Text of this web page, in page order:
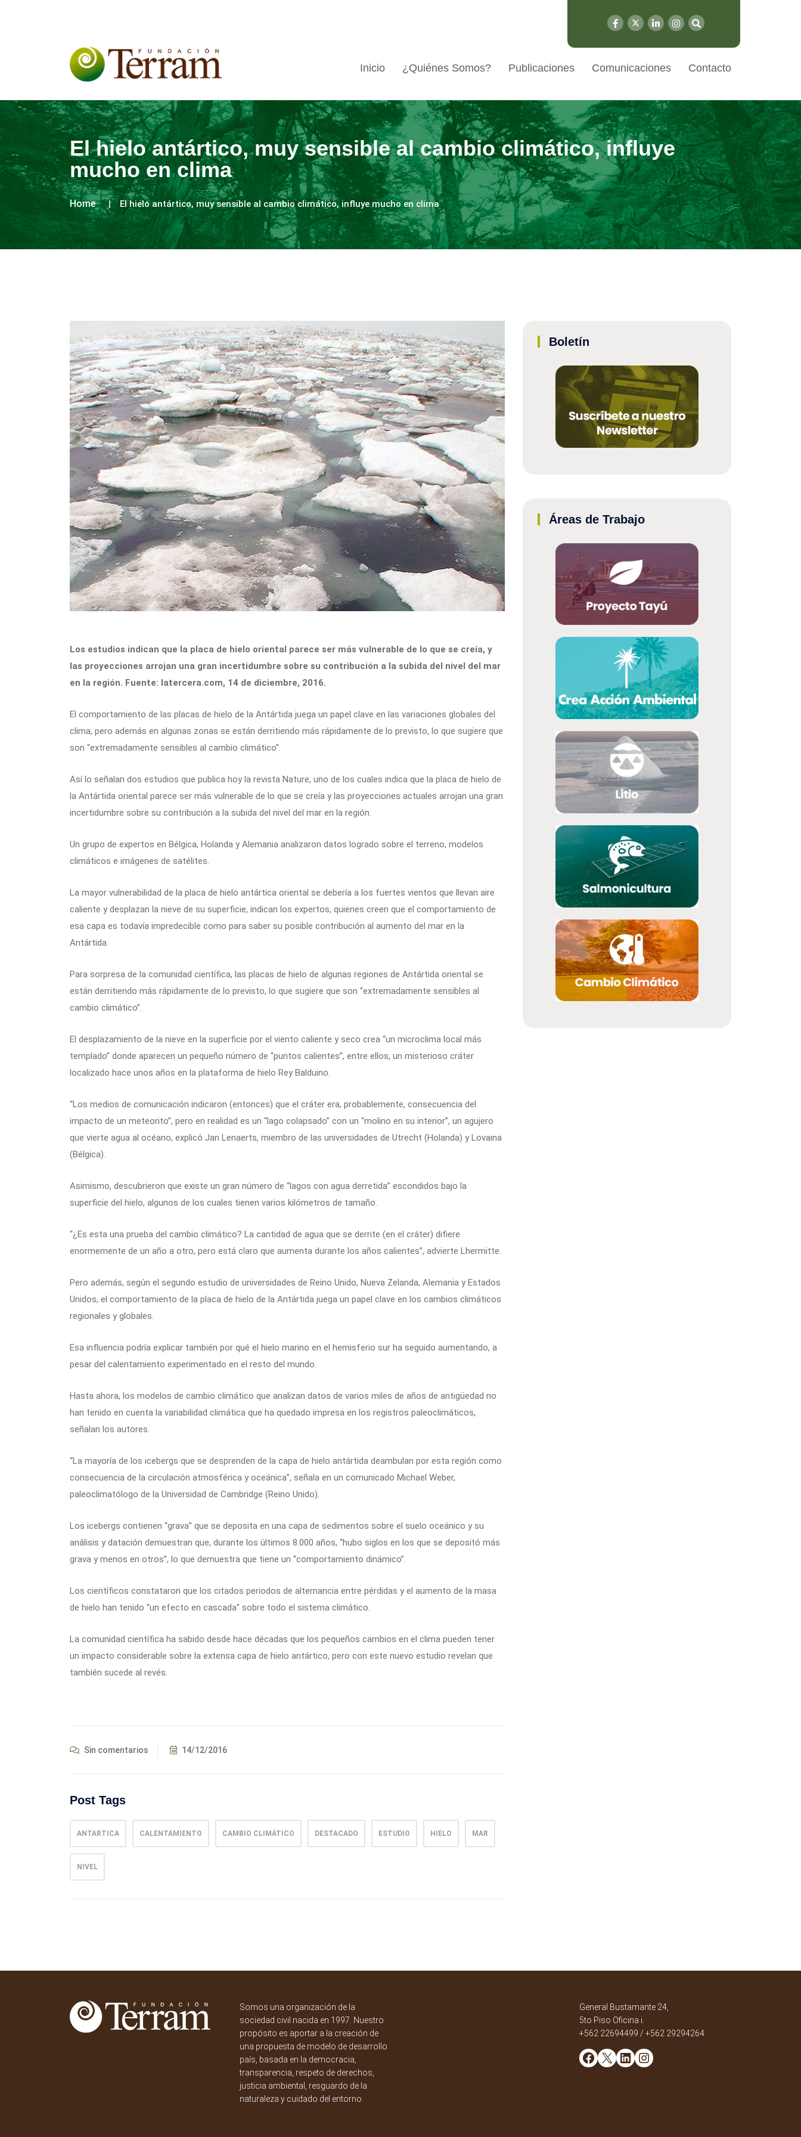
Inicio ¿Quiénes Somos? Publicaciones Comunicaciones Contacto
El hielo antártico, muy sensible al cambio climático, influye
mucho en clima
Home El hielo antártico, muy sensible al cambio climático, influye mucho en clima
Los estudios indican que la placa de hielo oriental parece ser más vulnerable de lo que se creía, y
las proyecciones arrojan una gran incertidumbre sobre su contribución a la subida del nivel del mar
en la región. Fuente: latercera.com, 14 de diciembre, 2016.
El comportamiento de las placas de hielo de la Antártida juega un papel clave en las variaciones globales del
clima, pero además en algunas zonas se están derritiendo más rápidamente de lo previsto, lo que sugiere que
son “extremadamente sensibles al cambio climático”.
Así lo señalan dos estudios que publica hoy la revista Nature, uno de los cuales indica que la placa de hielo de
la Antártida oriental parece ser más vulnerable de lo que se creía y las proyecciones actuales arrojan una gran
incertidumbre sobre su contribución a la subida del nivel del mar en la región.
Un grupo de expertos en Bélgica, Holanda y Alemania analizaron datos logrado sobre el terreno, modelos
climáticos e imágenes de satélites.
La mayor vulnerabilidad de la placa de hielo antártica oriental se debería a los fuertes vientos que llevan aire
caliente y desplazan la nieve de su superficie, indican los expertos, quienes creen que el comportamiento de
esa capa es todavía impredecible como para saber su posible contribución al aumento del mar en la
Antártida.
Para sorpresa de la comunidad científica, las placas de hielo de algunas regiones de Antártida oriental se
están derritiendo más rápidamente de lo previsto, lo que sugiere que son “extremadamente sensibles al
cambio climático”.
El desplazamiento de la nieve en la superficie por el viento caliente y seco crea “un microclima local más
templado” donde aparecen un pequeño número de “puntos calientes”, entre ellos, un misterioso cráter
localizado hace unos años en la plataforma de hielo Rey Balduino.
“Los medios de comunicación indicaron (entonces) que el cráter era, probablemente, consecuencia del
impacto de un meteorito”, pero en realidad es un “lago colapsado” con un “molino en su interior”, un agujero
que vierte agua al océano, explicó Jan Lenaerts, miembro de las universidades de Utrecht (Holanda) y Lovaina
(Bélgica).
Asimismo, descubrieron que existe un gran número de “lagos con agua derretida” escondidos bajo la
superficie del hielo, algunos de los cuales tienen varios kilómetros de tamaño.
“¿Es esta una prueba del cambio climático? La cantidad de agua que se derrite (en el cráter) difiere
enormemente de un año a otro, pero está claro que aumenta durante los años calientes”, advierte Lhermitte.
Pero además, según el segundo estudio de universidades de Reino Unido, Nueva Zelanda, Alemania y Estados
Unidos, el comportamiento de la placa de hielo de la Antártida juega un papel clave en los cambios climáticos
regionales y globales.
Esa influencia podría explicar también por qué el hielo marino en el hemisferio sur ha seguido aumentando, a
pesar del calentamiento experimentado en el resto del mundo.
Hasta ahora, los modelos de cambio climático que analizan datos de varios miles de años de antigüedad no
han tenido en cuenta la variabilidad climática que ha quedado impresa en los registros paleoclimáticos,
señalan los autores.
“La mayoría de los icebergs que se desprenden de la capa de hielo antártida deambulan por esta región como
consecuencia de la circulación atmosférica y oceánica”, señala en un comunicado Michael Weber,
paleoclimatólogo de la Universidad de Cambridge (Reino Unido).
Los icebergs contienen “grava” que se deposita en una capa de sedimentos sobre el suelo oceánico y su
análisis y datación demuestran que, durante los últimos 8.000 años, “hubo siglos en los que se depositó más
grava y menos en otros”, lo que demuestra que tiene un “comportamiento dinámico”.
Los científicos constataron que los citados periodos de alternancia entre pérdidas y el aumento de la masa
de hielo han tenido “un efecto en cascada” sobre todo el sistema climático.
La comunidad científica ha sabido desde hace décadas que los pequeños cambios en el clima pueden tener
un impacto considerable sobre la extensa capa de hielo antártico, pero con este nuevo estudio revelan que
también sucede al revés.
Sin comentarios 14/12/2016
Post Tags
ANTARTICA CALENTAMIENTO CAMBIO CLIMÁTICO DESTACADO ESTUDIO HIELO MAR
NIVEL
Boletín
Áreas de Trabajo
Somos una organización de la
sociedad civil nacida en 1997. Nuestro
propósito es aportar a la creación de
una propuesta de modelo de desarrollo
país, basada en la democracia,
transparencia, respeto de derechos,
justicia ambiental, resguardo de la
naturaleza y cuidado del entorno.
General Bustamante 24,
5to Piso Oficina i.
+562 22694499 / +562 29294264